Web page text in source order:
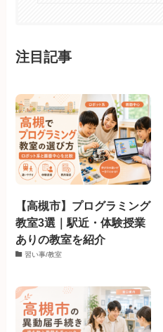
注目記事
【高槻市】プログラミング
教室3選｜駅近・体験授業
ありの教室を紹介
習い事/教室